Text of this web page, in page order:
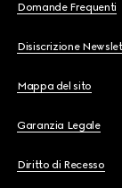
Domande Frequenti
Disiscrizione
Mappa del sito
Garanzia Legale
Diritto di Recesso